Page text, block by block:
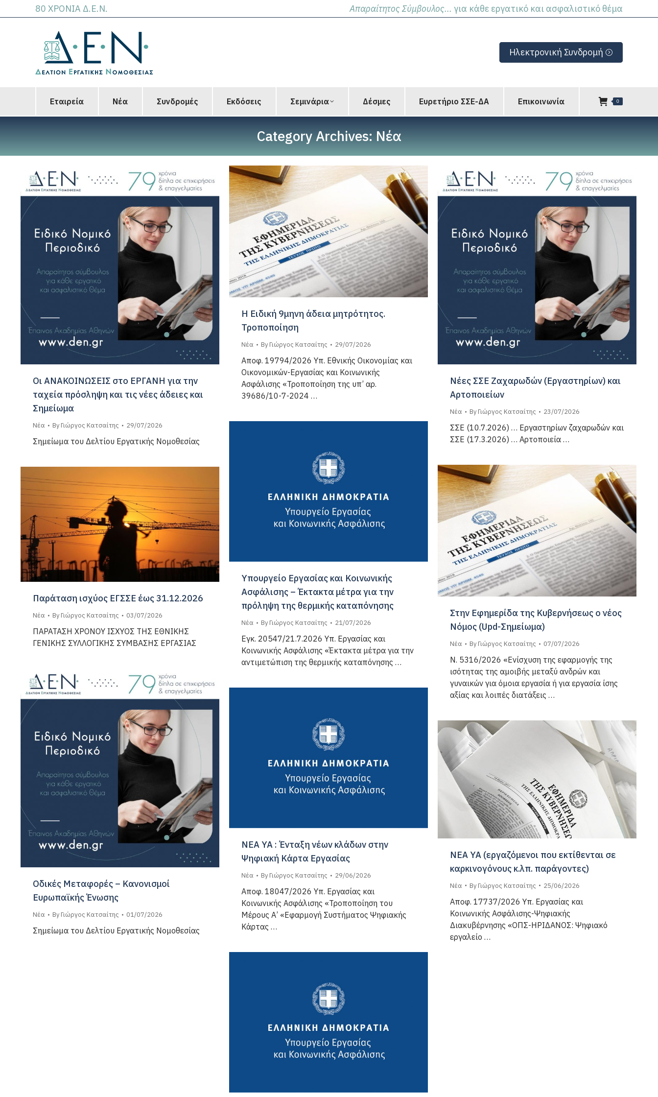
80 ΧΡΟΝΙΑ Δ.Ε.Ν. Απαραίτητος Σύμβουλος... για κάθε εργατικό και ασφαλιστικό θέμα
Ηλεκτρονική Συνδρομή
Εταιρεία Νέα Συνδρομές Εκδόσεις Σεμινάρια Δέσμες Ευρετήριο ΣΣΕ-ΔΑ Επικοινωνία 0
Category Archives:Νέα
Οι ΑΝΑΚΟΙΝΩΣΕΙΣ στο ΕΡΓΑΝΗ για την
ταχεία πρόσληψη και τις νέες άδειες και
Σημείωμα
Νέα By Γιώργος Κατσαίτης 29/07/2026
Σημείωμα του Δελτίου Εργατικής Νομοθεσίας
Η Ειδική 9μηνη άδεια μητρότητος.
Τροποποίηση
Νέα By Γιώργος Κατσαίτης 29/07/2026
Αποφ. 19794/2026 Υπ. Εθνικής Οικονομίας και
Οικονομικών-Εργασίας και Κοινωνικής
Ασφάλισης «Τροποποίηση της υπ’ αρ.
39686/10-7-2024 …
Νέες ΣΣΕ Ζαχαρωδών (Εργαστηρίων) και
Αρτοποιείων
Νέα By Γιώργος Κατσαίτης 23/07/2026
ΣΣΕ (10.7.2026) … Εργαστηρίων ζαχαρωδών και
ΣΣΕ (17.3.2026) … Αρτοποιεία …
Υπουργείο Εργασίας και Κοινωνικής
Ασφάλισης – Έκτακτα μέτρα για την
πρόληψη της θερμικής καταπόνησης
Νέα By Γιώργος Κατσαίτης 21/07/2026
Εγκ. 20547/21.7.2026 Υπ. Εργασίας και
Κοινωνικής Ασφάλισης «Έκτακτα μέτρα για την
αντιμετώπιση της θερμικής καταπόνησης …
Στην Εφημερίδα της Κυβερνήσεως ο νέος
Νόμος (Upd-Σημείωμα)
Νέα By Γιώργος Κατσαίτης 07/07/2026
Ν. 5316/2026 «Ενίσχυση της εφαρμογής της
ισότητας της αμοιβής μεταξύ ανδρών και
γυναικών για όμοια εργασία ή για εργασία ίσης
αξίας και λοιπές διατάξεις …
Παράταση ισχύος ΕΓΣΣΕ έως 31.12.2026
Νέα By Γιώργος Κατσαίτης 03/07/2026
ΠΑΡΑΤΑΣΗ ΧΡΟΝΟΥ ΙΣΧΥΟΣ ΤΗΣ ΕΘΝΙΚΗΣ
ΓΕΝΙΚΗΣ ΣΥΛΛΟΓΙΚΗΣ ΣΥΜΒΑΣΗΣ ΕΡΓΑΣΙΑΣ
Οδικές Μεταφορές – Κανονισμοί
Ευρωπαϊκής Ένωσης
Νέα By Γιώργος Κατσαίτης 01/07/2026
Σημείωμα του Δελτίου Εργατικής Νομοθεσίας
ΝΕΑ ΥΑ : Ένταξη νέων κλάδων στην
Ψηφιακή Κάρτα Εργασίας
Νέα By Γιώργος Κατσαίτης 29/06/2026
Αποφ. 18047/2026 Υπ. Εργασίας και
Κοινωνικής Ασφάλισης «Τροποποίηση του
Μέρους Α’ «Εφαρμογή Συστήματος Ψηφιακής
Κάρτας …
ΝΕΑ ΥΑ (εργαζόμενοι που εκτίθενται σε
καρκινογόνους κ.λπ. παράγοντες)
Νέα By Γιώργος Κατσαίτης 25/06/2026
Αποφ. 17737/2026 Υπ. Εργασίας και
Κοινωνικής Ασφάλισης-Ψηφιακής
Διακυβέρνησης «ΟΠΣ-ΗΡΙΔΑΝΟΣ: Ψηφιακό
εργαλείο …